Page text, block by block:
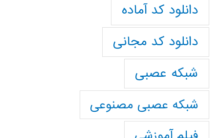
دانلود کد آماده
دانلود کد مجانی
شبکه عصبی
شبکه عصبی مصنوعی